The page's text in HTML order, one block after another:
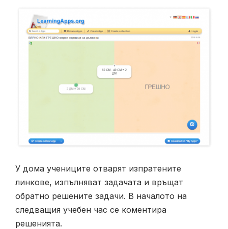
У дома учениците отварят изпратените
линкове, изпълняват задачата и връщат
обратно решените задачи. В началото на
следващия учебен час се коментира
решенията.